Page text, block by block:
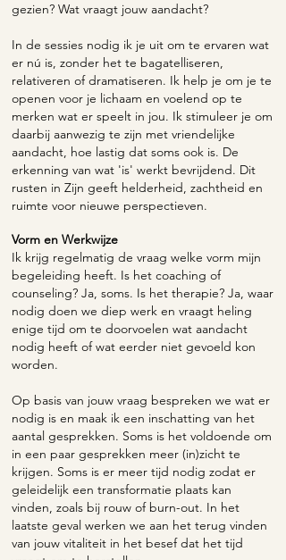
gezien? Wat vraagt jouw aandacht?
In de sessies nodig ik je uit om te ervaren wat
er nú is, zonder het te bagatelliseren,
relativeren of dramatiseren. Ik help je om je te
openen voor je lichaam en voelend op te
merken wat er speelt in jou. Ik stimuleer je om
daarbij aanwezig te zijn met vriendelijke
aandacht, hoe lastig dat soms ook is. De
erkenning van wat 'is' werkt bevrijdend. Dit
rusten in Zijn geeft helderheid, zachtheid en
ruimte voor nieuwe perspectieven.
Vorm en Werkwijze
Ik krijg regelmatig de vraag welke vorm mijn
begeleiding heeft. Is het coaching of
counseling? Ja, soms. Is het therapie? Ja, waar
nodig doen we diep werk en vraagt heling
enige tijd om te doorvoelen wat aandacht
nodig heeft of wat eerder niet gevoeld kon
worden.
Op basis van jouw vraag bespreken we wat er
nodig is en maak ik een inschatting van het
aantal gesprekken. Soms is het voldoende om
in een paar gesprekken meer (in)zicht te
krijgen. Soms is er meer tijd nodig zodat er
geleidelijk een transformatie plaats kan
vinden, zoals bij rouw of burn-out. In het
laatste geval werken we aan het terug vinden
van jouw vitaliteit in het besef dat het tijd